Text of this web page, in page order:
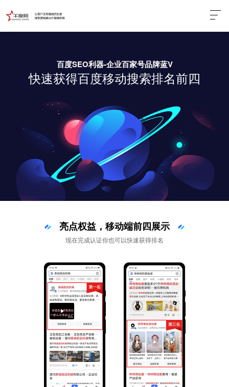
百度SEO利器-企业百家号品牌蓝V
快速获得百度移动搜索排名前四
亮点权益，移动端前四展示
现在完成认证你也可以快速获得排名